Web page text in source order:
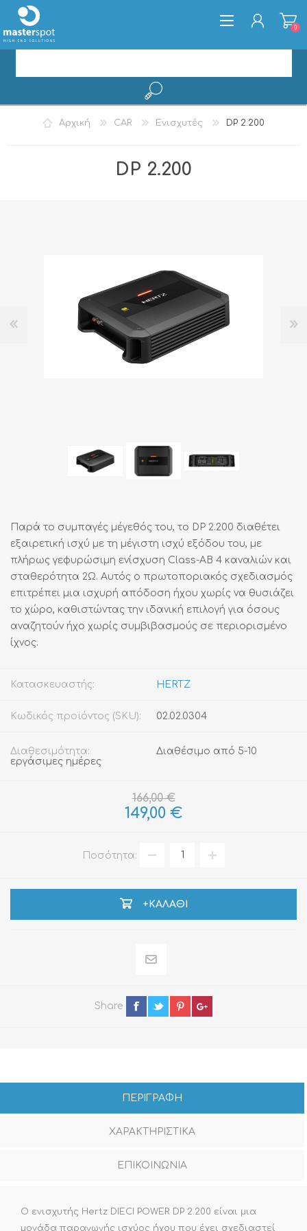
ΕΓΓΡΑΦΉ
0
Αρχική CAR Ενισχυτές DP 2.200
DP 2.200
Παρά το συμπαγές μέγεθός του, το DP 2.200 διαθέτει
εξαιρετική ισχύ με τη μέγιστη ισχύ εξόδου του, με
πλήρως γεφυρώσιμη ενίσχυση Class-AB 4 καναλιών και
σταθερότητα 2Ω. Αυτός ο πρωτοποριακός σχεδιασμός
επιτρέπει μια ισχυρή απόδοση ήχου χωρίς να θυσιάζει
το χώρο, καθιστώντας την ιδανική επιλογή για όσους
αναζητούν ήχο χωρίς συμβιβασμούς σε περιορισμένο
ίχνος.
Κατασκευαστής: HERTZ
Κωδικός προϊόντος (SKU): 02.02.0304
Διαθεσιμότητα:
Διαθέσιμο από 5-10
εργάσιμες ημέρες
166,00 €
149,00 €
Ποσότητα:
+ΚΑΛΆΘΙ
Share
ΠΕΡΙΓΡΑΦΗ
ΧΑΡΑΚΤΗΡΙΣΤΙΚΑ
ΕΠΙΚΟΙΝΩΝΙΑ
Ο ενισχυτής Hertz DIECI POWER DP 2.200 είναι μια
μονάδα παραγωγής ισχύος ήχου που έχει σχεδιαστεί